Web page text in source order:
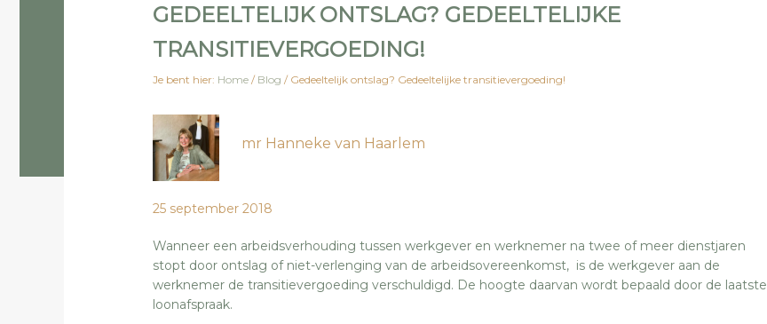
GEDEELTELIJK ONTSLAG? GEDEELTELIJKE
TRANSITIEVERGOEDING!
Je bent hier: Home / Blog /Gedeeltelijk ontslag? Gedeeltelijke transitievergoeding!
mr Hanneke van Haarlem
25 september 2018
Wanneer een arbeidsverhouding tussen werkgever en werknemer na twee of meer dienstjaren
stopt door ontslag of niet-verlenging van de arbeidsovereenkomst, is de werkgever aan de
werknemer de transitievergoeding verschuldigd. De hoogte daarvan wordt bepaald door de laatste
loonafspraak.